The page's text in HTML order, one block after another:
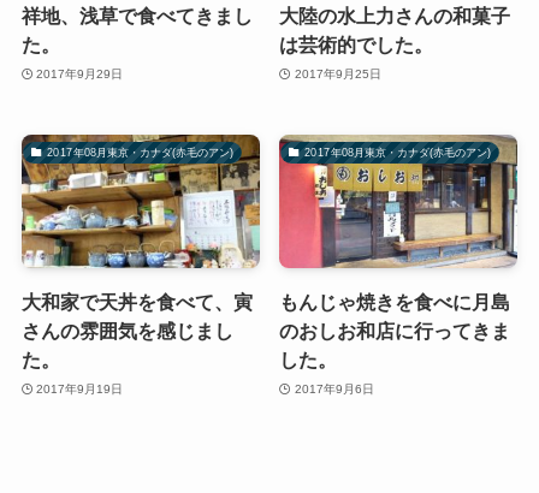
祥地、浅草で食べてきまし
た。
2017年9月29日
大陸の水上力さんの和菓子
は芸術的でした。
2017年9月25日
2017年08月東京・カナダ(赤毛のアン)
大和家で天丼を食べて、寅
さんの雰囲気を感じまし
た。
2017年9月19日
2017年08月東京・カナダ(赤毛のアン)
もんじゃ焼きを食べに月島
のおしお和店に行ってきま
した。
2017年9月6日